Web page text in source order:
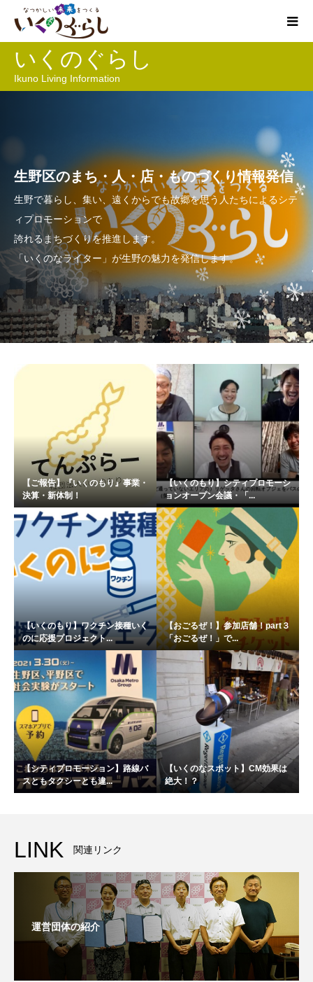
いくのぐらし
Ikuno Living Information
生野区のまち・人・店・ものづくり情報発信
生野で暮らし、集い、遠くからでも故郷を思う人たちによるシテ
ィプロモーションで
誇れるまちづくりを推進します。
「いくのなライター」が生野の魅力を発信します。
【ご報告】『いくのもり』事業・
決算・新体制！
【いくのもり】シティプロモーシ
ョンオープン会議・「...
【いくのもり】ワクチン接種いく
のに応援プロジェクト...
【おごるぜ！】参加店舗！part３
「おごるぜ！」で...
【シティプロモーション】路線バ
スともタクシーとも違...
【いくのなスポット】CM効果は
絶大！？
LINK 関連リンク
運営団体の紹介